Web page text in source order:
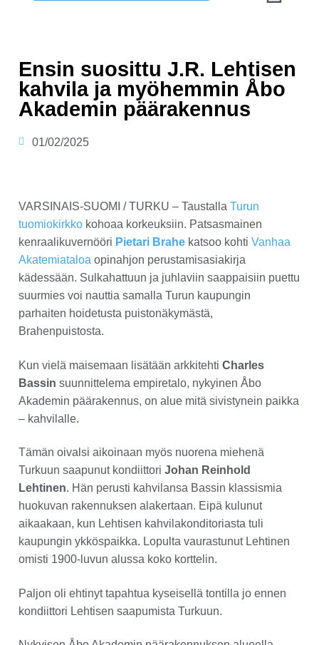
Ensin suosittu J.R. Lehtisen
kahvila ja myöhemmin Åbo
Akademin päärakennus
01/02/2025
VARSINAIS-SUOMI /TURKU – Taustalla Turun
tuomiokirkko kohoaa korkeuksiin. Patsasmainen
kenraalikuvernööri Pietari Brahe katsoo kohti Vanhaa
Akatemiataloa opinahjon perustamisasiakirja
kädessään. Sulkahattuun ja juhlaviin saappaisiin puettu
suurmies voi nauttia samalla Turun kaupungin
parhaiten hoidetusta puistonäkymästä,
Brahenpuistosta.
Kun vielä maisemaan lisätään arkkitehti Charles
Bassin suunnittelema empiretalo, nykyinen Åbo
Akademin päärakennus, on alue mitä sivistynein paikka
– kahvilalle.
Tämän oivalsi aikoinaan myös nuorena miehenä
Turkuun saapunut kondiittori Johan Reinhold
Lehtinen. Hän perusti kahvilansa Bassin klassismia
huokuvan rakennuksen alakertaan. Eipä kulunut
aikaakaan, kun Lehtisen kahvilakonditoriasta tuli
kaupungin ykköspaikka. Lopulta vaurastunut Lehtinen
omisti 1900-luvun alussa koko korttelin.
Paljon oli ehtinyt tapahtua kyseisellä tontilla jo ennen
kondiittori Lehtisen saapumista Turkuun.